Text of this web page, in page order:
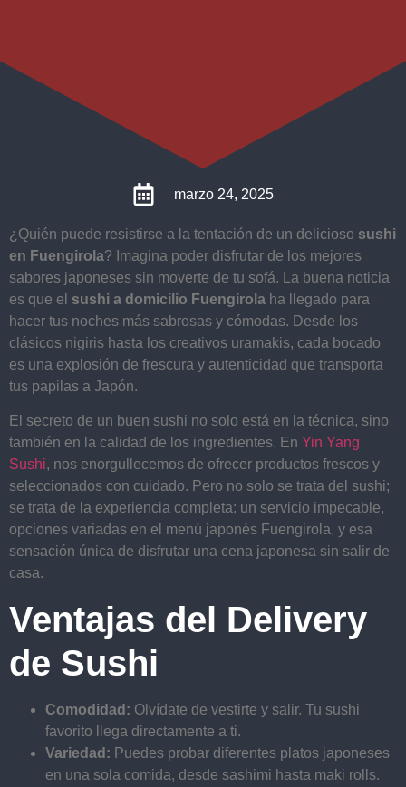
marzo 24, 2025
¿Quién puede resistirse a la tentación de un delicioso sushi
en Fuengirola? Imagina poder disfrutar de los mejores
sabores japoneses sin moverte de tu sofá. La buena noticia
es que el sushi a domicilio Fuengirola ha llegado para
hacer tus noches más sabrosas y cómodas. Desde los
clásicos nigiris hasta los creativos uramakis, cada bocado
es una explosión de frescura y autenticidad que transporta
tus papilas a Japón.
El secreto de un buen sushi no solo está en la técnica, sino
también en la calidad de los ingredientes. En Yin Yang
Sushi, nos enorgullecemos de ofrecer productos frescos y
seleccionados con cuidado. Pero no solo se trata del sushi;
se trata de la experiencia completa: un servicio impecable,
opciones variadas en el menú japonés Fuengirola, y esa
sensación única de disfrutar una cena japonesa sin salir de
casa.
Ventajas del Delivery
de Sushi
Comodidad: Olvídate de vestirte y salir. Tu sushi
favorito llega directamente a ti.
Variedad: Puedes probar diferentes platos japoneses
en una sola comida, desde sashimi hasta maki rolls.